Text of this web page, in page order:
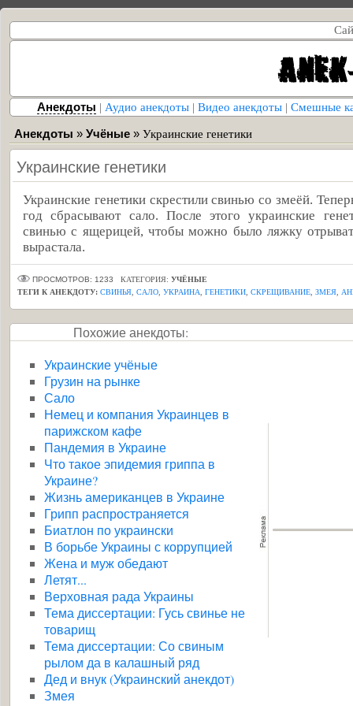
Анекдоты | Аудио анекдоты | Видео анекдоты | Смешные
Анекдоты » Учёные » Украинские генетики
Украинские генетики
Украинские генетики скрестили свинью со змеёй.
год сбрасывают сало. После этого украинские
свинью с ящерицей, чтобы можно было ляжку
вырастала.
ПРОСМОТРОВ: 1233 КАТЕГОРИЯ: УЧЁНЫЕ
ТЕГИ К АНЕКДОТУ: СВИНЬЯ САЛО УКРАИНА ГЕНЕТИКИ СКРЕЩИВАНИЕ ЗМЕЯ
Похожие анекдоты:
Украинские учёные
Грузин на рынке
Сало
Немец и компания Украинцев в
парижском кафе
Пандемия в Украине
Что такое эпидемия гриппа в
Украине?
Жизнь американцев в Украине
Грипп распространяется
Биатлон по украински
В борьбе Украины с коррупцией
Жена и муж обедают
Летят...
Верховная рада Украины
Тема диссертации: Гусь свинье не
товарищ
Тема диссертации: Со свиным
рылом да в калашный ряд
Дед и внук (Украинский анекдот)
Змея